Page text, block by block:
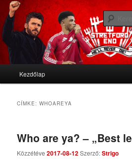
Stretford End
We'll never die
Tovább az elsődleges tartalomra
Tovább a másodlagos tartalomra
Kezdőlap
CÍMKE:WHOAREYA
Who are ya? – „Best
Közzétéve2017-08-12Szerző:Strigo